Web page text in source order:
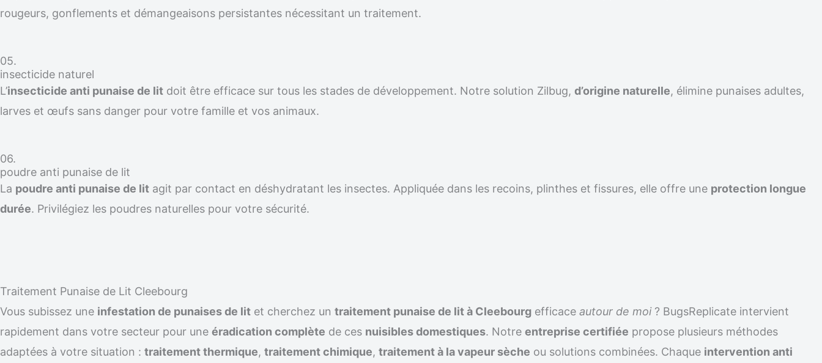
rougeurs, gonflements et démangeaisons persistantes nécessitant un traitement.
05.
insecticide naturel
L’insecticide anti punaise de lit doit être efficace sur tous les stades de développement. Notre solution Zilbug, d’origine naturelle, élimine punaises adultes,
larves et œufs sans danger pour votre famille et vos animaux.
06.
poudre anti punaise de lit
La poudre anti punaise de lit agit par contact en déshydratant les insectes. Appliquée dans les recoins, plinthes et fissures, elle offre une protection longue
durée. Privilégiez les poudres naturelles pour votre sécurité.
Traitement Punaise de Lit Cleebourg
Vous subissez une infestation de punaises de lit et cherchez un traitement punaise de lit à Cleebourg efficace autour de moi? BugsReplicate intervient
rapidement dans votre secteur pour une éradication complète de ces nuisibles domestiques. Notre entreprise certifiée propose plusieurs méthodes
adaptées à votre situation : traitement thermique, traitement chimique, traitement à la vapeur sèche ou solutions combinées. Chaque intervention anti